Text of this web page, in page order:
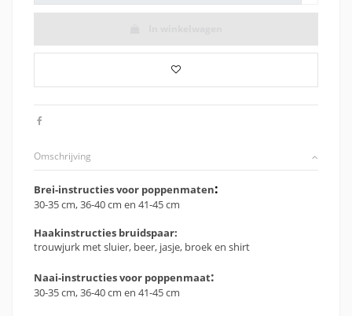
Omschrijving
Brei-instructies voor poppenmaten:
30-35 cm, 36-40 cm en 41-45 cm
Haakinstructies bruidspaar:
trouwjurk met sluier, beer, jasje, broek en shirt
Naai-instructies voor poppenmaat:
30-35 cm, 36-40 cm en 41-45 cm